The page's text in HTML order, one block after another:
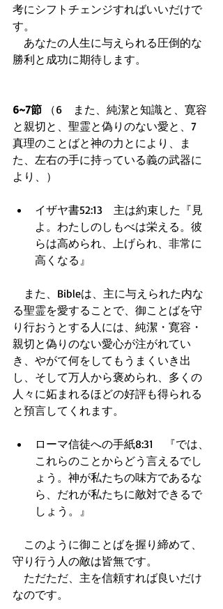
考にシフトチェンジすればいいだけで
す。
あなたの人生に与えられる圧倒的な
勝利と成功に期待します。
6~7節 （6　また、純潔と知識と、寛容
と親切と、聖霊と偽りのない愛と、7
真理のことばと神の力とにより、ま
た、左右の手に持っている義の武器に
より、）
イザヤ書52:13　主は約束した『見
よ。わたしのしもべは栄える。彼
らは高められ、上げられ、非常に
高くなる』
また、Bibleは、主に与えられた内な
る聖霊を愛することで、御ことばを守
り行おうとする人には、純潔・寛容・
親切と偽りのない愛心が注がれてい
き、やがて何をしてもうまくいき出
し、そして万人から褒められ、多くの
人々に妬まれるほどの好評も得られる
と預言してくれます。
ローマ信徒への手紙8:31　『では、
これらのことからどう言えるでし
ょう。神が私たちの味方であるな
ら、だれが私たちに敵対できるで
しょう。』
このように御ことばを握り締めて、
守り行う人の敵は皆無です。
ただただ、主を信頼すれば良いだけ
なのです。